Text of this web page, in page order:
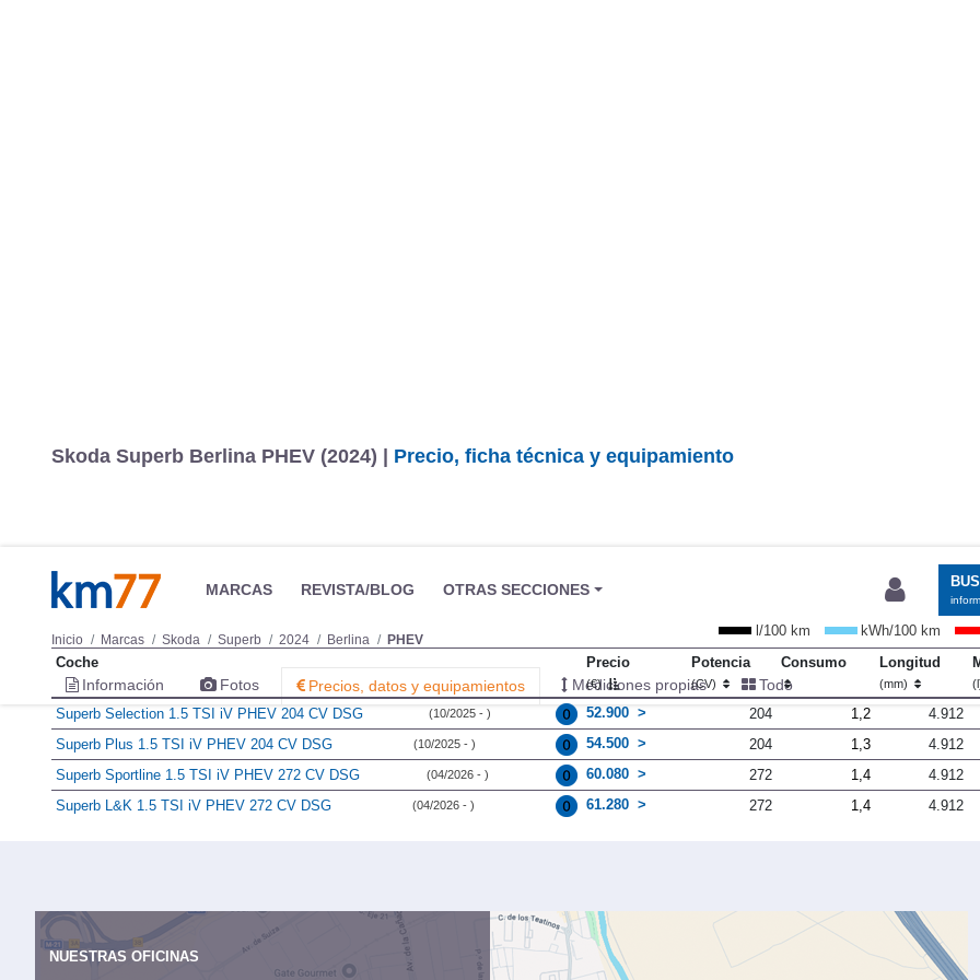
MARCAS REVISTA/BLOG OTRAS SECCIONES
Inicio Marcas Skoda Superb 2024 Berlina PHEV
Información Fotos Precios, datos y equipamientos Mediciones propias Todo
Skoda Superb Berlina PHEV (2024) | Precio, ficha técnica y equipamiento
l/100 km kWh/100 km
Coche
Precio
(€)
Potencia
(CV)
Consumo Longitud
(mm)
Superb Selection 1.5 TSI iV PHEV 204 CV DSG (10/2025 - ) 52.900 204 1,2 4.912
Superb Plus 1.5 TSI iV PHEV 204 CV DSG
(10/2025 - ) 54.500 204 1,3 4.912
Superb Sportline 1.5 TSI iV PHEV 272 CV DSG
(04/2026 - ) 60.080 272 1,4 4.912
Superb L&K 1.5 TSI iV PHEV 272 CV DSG
(04/2026 - ) 61.280 272 1,4 4.912
NUESTRAS OFICINAS